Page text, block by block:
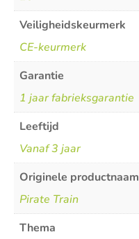
Veiligheidskeurmerk
CE-keurmerk
Garantie
1 jaar fabrieksgarantie
Leeftijd
Vanaf 3 jaar
Originele productnaam
Pirate Train
Thema